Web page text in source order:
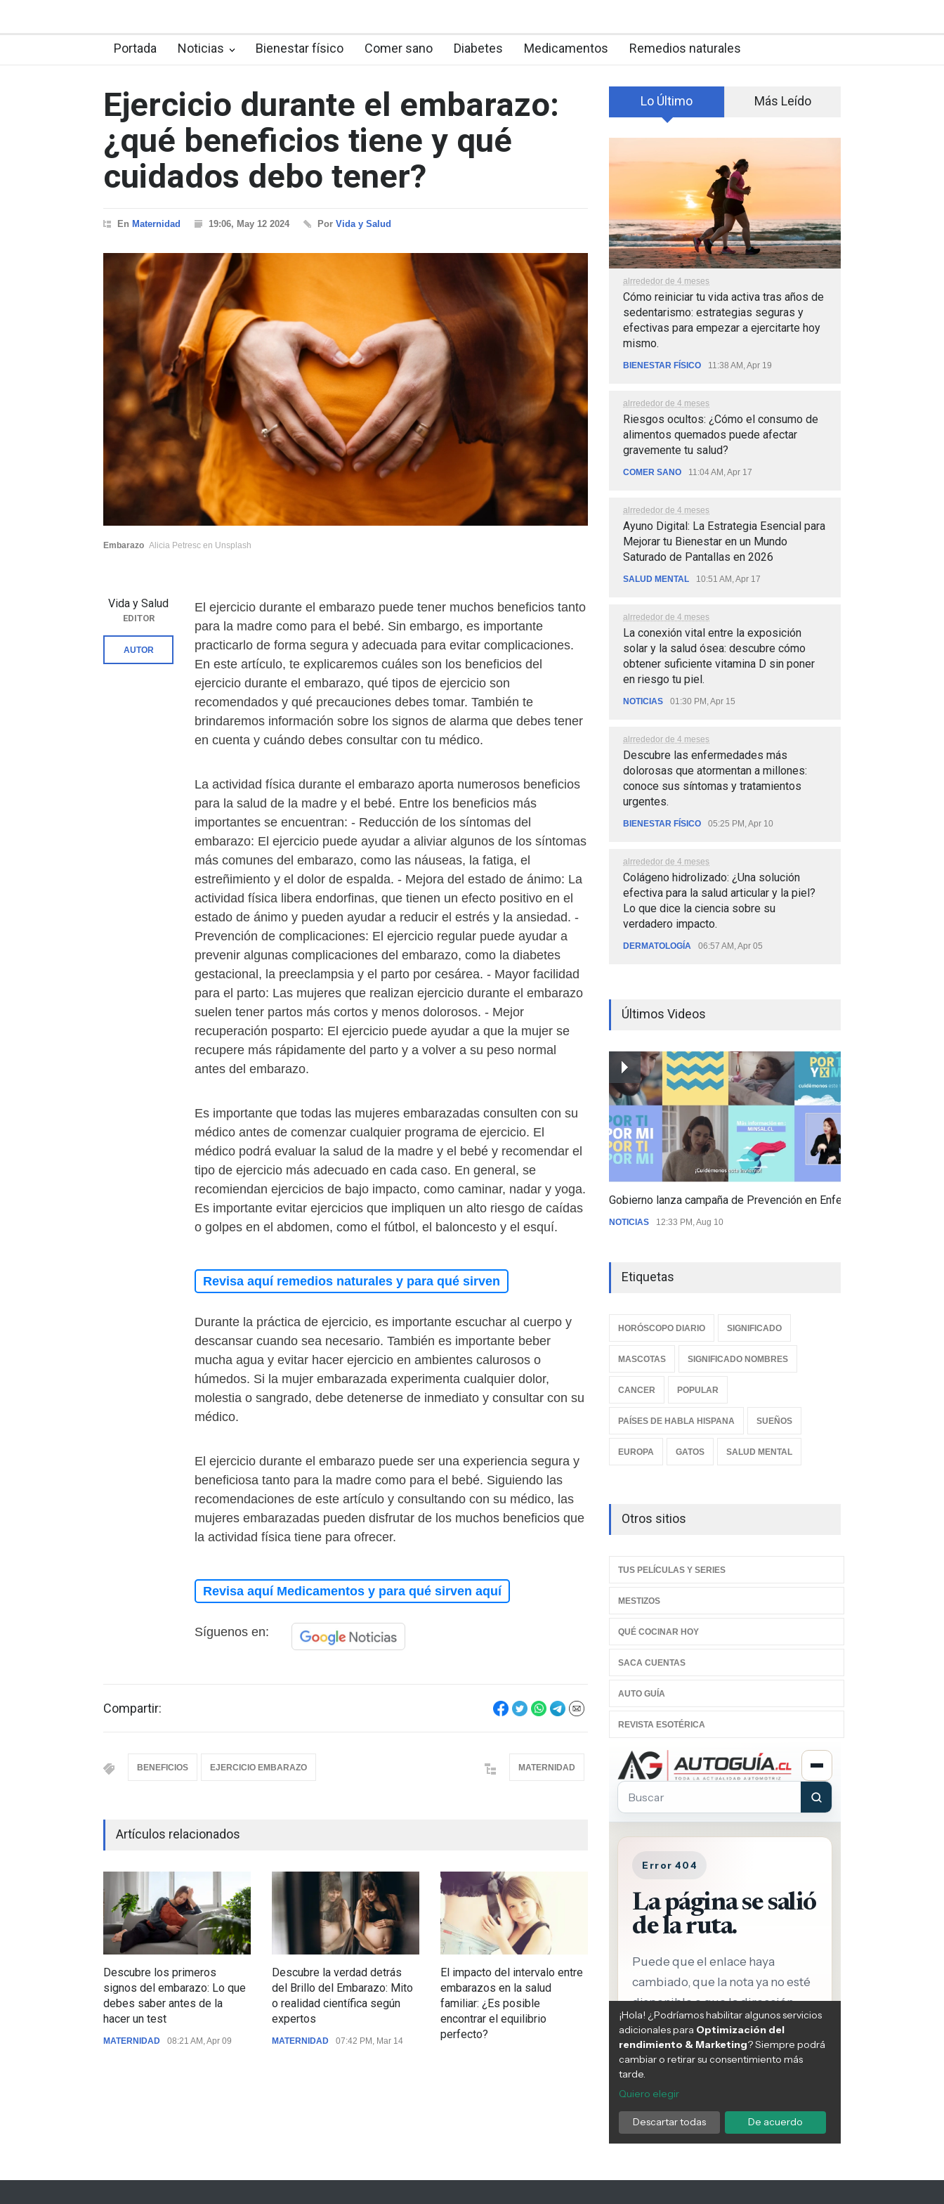
Portada Noticias Bienestar físico Comer sano Diabetes Medicamentos Remedios naturales
Ejercicio durante el embarazo:
¿qué beneficios tiene y qué
cuidados debo tener?
En Maternidad 19:06, May 12 2024 Por Vida y Salud
Embarazo Alicia Petresc en Unsplash
El ejercicio durante el embarazo puede tener muchos beneficios tanto
para la madre como para el bebé. Sin embargo, es importante
practicarlo de forma segura y adecuada para evitar complicaciones.
En este artículo, te explicaremos cuáles son los beneficios del
ejercicio durante el embarazo, qué tipos de ejercicio son
recomendados y qué precauciones debes tomar. También te
brindaremos información sobre los signos de alarma que debes tener
en cuenta y cuándo debes consultar con tu médico.
La actividad física durante el embarazo aporta numerosos beneficios
para la salud de la madre y el bebé. Entre los beneficios más
importantes se encuentran: - Reducción de los síntomas del
embarazo: El ejercicio puede ayudar a aliviar algunos de los síntomas
más comunes del embarazo, como las náuseas, la fatiga, el
estreñimiento y el dolor de espalda. - Mejora del estado de ánimo: La
actividad física libera endorfinas, que tienen un efecto positivo en el
estado de ánimo y pueden ayudar a reducir el estrés y la ansiedad. -
Prevención de complicaciones: El ejercicio regular puede ayudar a
prevenir algunas complicaciones del embarazo, como la diabetes
gestacional, la preeclampsia y el parto por cesárea. - Mayor facilidad
para el parto: Las mujeres que realizan ejercicio durante el embarazo
suelen tener partos más cortos y menos dolorosos. - Mejor
recuperación posparto: El ejercicio puede ayudar a que la mujer se
recupere más rápidamente del parto y a volver a su peso normal
antes del embarazo.
Es importante que todas las mujeres embarazadas consulten con su
médico antes de comenzar cualquier programa de ejercicio. El
médico podrá evaluar la salud de la madre y el bebé y recomendar el
tipo de ejercicio más adecuado en cada caso. En general, se
recomiendan ejercicios de bajo impacto, como caminar, nadar y yoga.
Es importante evitar ejercicios que impliquen un alto riesgo de caídas
o golpes en el abdomen, como el fútbol, el baloncesto y el esquí.
Revisa aquí remedios naturales y para qué sirven
Durante la práctica de ejercicio, es importante escuchar al cuerpo y
descansar cuando sea necesario. También es importante beber
mucha agua y evitar hacer ejercicio en ambientes calurosos o
húmedos. Si la mujer embarazada experimenta cualquier dolor,
molestia o sangrado, debe detenerse de inmediato y consultar con su
médico.
El ejercicio durante el embarazo puede ser una experiencia segura y
beneficiosa tanto para la madre como para el bebé. Siguiendo las
recomendaciones de este artículo y consultando con su médico, las
mujeres embarazadas pueden disfrutar de los muchos beneficios que
la actividad física tiene para ofrecer.
Revisa aquí Medicamentos y para qué sirven aquí
Síguenos en:
Vida y Salud
EDITOR
AUTOR
Compartir:
BENEFICIOS EJERCICIO EMBARAZO MATERNIDAD
Artículos relacionados
Descubre los primeros
signos del embarazo: Lo que
debes saber antes de la
hacer un test
MATERNIDAD 08:21 AM, Apr 09
Descubre la verdad detrás
del Brillo del Embarazo: Mito
o realidad científica según
expertos
MATERNIDAD 07:42 PM, Mar 14
El impacto del intervalo entre
embarazos en la salud
familiar: ¿Es posible
encontrar el equilibrio
perfecto?
Trastornos de la tiroides en el
embarazo: ¿Qué tan comunes
son?
MATERNIDAD 10:52 PM, May 26
embarazo: ¿cuándo debes
consultar a tu médico?
MATERNIDAD
Lo Último Más Leído
alrrededor de 4 meses
Cómo reiniciar tu vida activa tras años de
sedentarismo: estrategias seguras y
efectivas para empezar a ejercitarte hoy
mismo.
BIENESTAR FÍSICO 11:38 AM, Apr 19
alrrededor de 4 meses
Riesgos ocultos: ¿Cómo el consumo de
alimentos quemados puede afectar
gravemente tu salud?
COMER SANO 11:04 AM, Apr 17
alrrededor de 4 meses
Ayuno Digital: La Estrategia Esencial para
Mejorar tu Bienestar en un Mundo
Saturado de Pantallas en 2026
SALUD MENTAL 10:51 AM, Apr 17
alrrededor de 4 meses
La conexión vital entre la exposición
solar y la salud ósea: descubre cómo
obtener suficiente vitamina D sin poner
en riesgo tu piel.
NOTICIAS 01:30 PM, Apr 15
alrrededor de 4 meses
Descubre las enfermedades más
dolorosas que atormentan a millones:
conoce sus síntomas y tratamientos
urgentes.
BIENESTAR FÍSICO 05:25 PM, Apr 10
alrrededor de 4 meses
Colágeno hidrolizado: ¿Una solución
efectiva para la salud articular y la piel?
Lo que dice la ciencia sobre su
verdadero impacto.
DERMATOLOGÍA 06:57 AM, Apr 05
Últimos Videos
Gobierno lanza campaña de Prevención en Enfermedades
NOTICIAS 12:33 PM, Aug 10
Etiquetas
HORÓSCOPO DIARIO SIGNIFICADO
MASCOTAS SIGNIFICADO NOMBRES
CANCER POPULAR
PAÍSES DE HABLA HISPANA SUEÑOS
EUROPA GATOS SALUD MENTAL
Otros sitios
TUS PELÍCULAS Y SERIES
MESTIZOS
QUÉ COCINAR HOY
SACA CUENTAS
AUTO GUÍA
REVISTA ESOTÉRICA